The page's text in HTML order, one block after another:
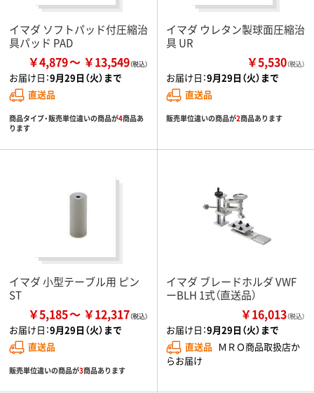
イマダ ソフトパッド付圧縮治
具パッド PAD
￥4,879 ￥13,549
お届け日：9月29日（火）まで
直送品
商品タイプ・販売単位違いの商品が4商品あ
ります
イマダ ウレタン製球面圧縮治
具 UR
￥5,530（税込）
お届け日：9月29日（火）まで
直送品
販売単位違いの商品が2商品あります
イマダ 小型テーブル用 ピン
ST
￥5,185 ￥12,317
お届け日：9月29日（火）まで
直送品
販売単位違いの商品が3商品あります
イマダ ブレードホルダ VWF
ーBLH 1式（直送品）
￥16,013（税込）
お届け日：9月29日（火）まで
直送品 ＭＲＯ商品取扱店か
らお届け